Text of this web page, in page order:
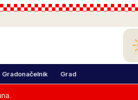
Gradonačelnik Grad